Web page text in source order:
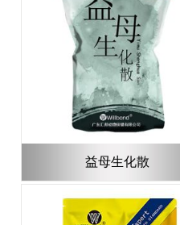
益母生化散